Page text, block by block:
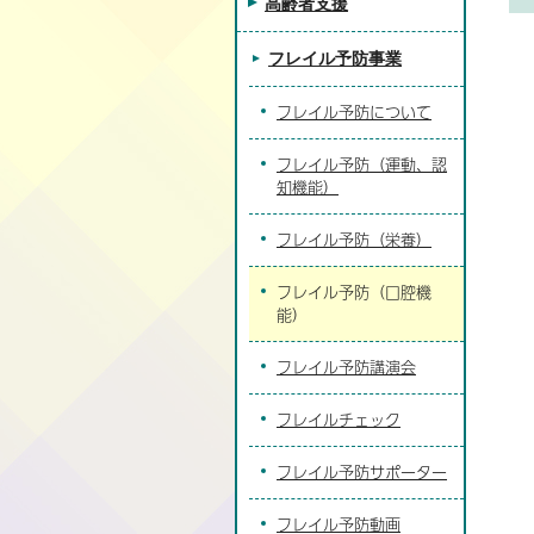
フレイル予防事業
フレイル予防について
フレイル予防（運動、認
知機能）
フレイル予防（栄養）
フレイル予防（口腔機
能）
フレイル予防講演会
フレイルチェック
フレイル予防サポーター
フレイル予防動画